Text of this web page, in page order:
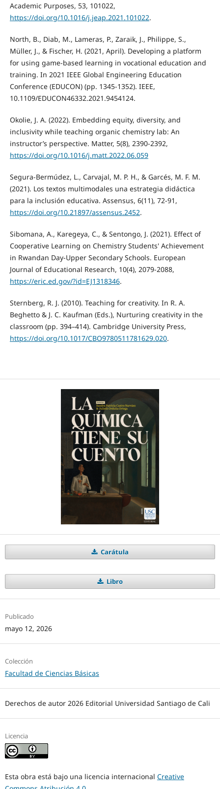
Academic Purposes, 53, 101022,
https://doi.org/10.1016/j.jeap.2021.101022.
North, B., Diab, M., Lameras, P., Zaraik, J., Philippe, S.,
Müller, J., & Fischer, H. (2021, April). Developing a platform
for using game-based learning in vocational education and
training. In 2021 IEEE Global Engineering Education
Conference (EDUCON) (pp. 1345-1352). IEEE,
10.1109/EDUCON46332.2021.9454124.
Okolie, J. A. (2022). Embedding equity, diversity, and
inclusivity while teaching organic chemistry lab: An
instructor’s perspective. Matter, 5(8), 2390-2392,
https://doi.org/10.1016/j.matt.2022.06.059
Segura-Bermúdez, L., Carvajal, M. P. H., & Garcés, M. F. M.
(2021). Los textos multimodales una estrategia didáctica
para la inclusión educativa. Assensus, 6(11), 72-91,
https://doi.org/10.21897/assensus.2452.
Sibomana, A., Karegeya, C., & Sentongo, J. (2021). Effect of
Cooperative Learning on Chemistry Students' Achievement
in Rwandan Day-Upper Secondary Schools. European
Journal of Educational Research, 10(4), 2079-2088,
https://eric.ed.gov/?id=EJ1318346.
Sternberg, R. J. (2010). Teaching for creativity. In R. A.
Beghetto & J. C. Kaufman (Eds.), Nurturing creativity in the
classroom (pp. 394–414). Cambridge University Press,
https://doi.org/10.1017/CBO9780511781629.020.
Carátula
Libro
Publicado
mayo 12, 2026
Colección
Facultad de Ciencias Básicas
Derechos de autor 2026 Editorial Universidad Santiago de Cali
Licencia
Esta obra está bajo una licencia internacional Creative